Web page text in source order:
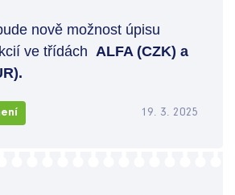
nově možnost úpisu
ve třídách ALFA (CZK) a
19. 3. 2025